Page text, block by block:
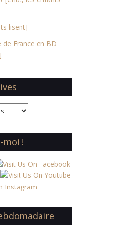
lisent]
France en BD
moi !